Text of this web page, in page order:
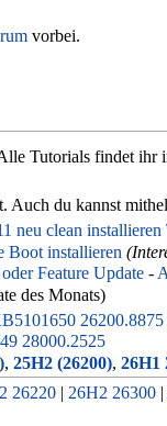
vorbei.
Tutorials findet ihr
du kannst
neu clean
Boot installieren
Feature Update-
des Monats)
28000.2525
, 25H2 (26200), 26H1
26220| 26H2 26300|